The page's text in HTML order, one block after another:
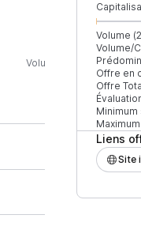
Volume
Volume/
Offre en
Offre
Minimum
Liens
Site
Volume (24h) %
852 $